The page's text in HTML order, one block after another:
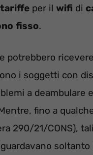
tariffe per il wifi di
fisso.
potrebbero
i soggetti con
a deambulare
fino a
290/21/CONS), tali